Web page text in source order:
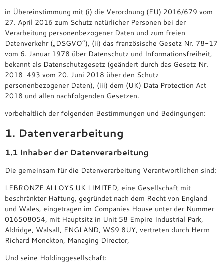
in Übereinstimmung mit (i) die Verordnung (EU) 2016/679 vom
27. April 2016 zum Schutz natürlicher Personen bei der
Verarbeitung personenbezogener Daten und zum freien
Datenverkehr („DSGVO“), (ii) das französische Gesetz Nr. 78-17
vom 6. Januar 1978 über Datenschutz und Informationsfreiheit,
bekannt als Datenschutzgesetz (geändert durch das Gesetz Nr.
2018-493 vom 20. Juni 2018 über den Schutz
personenbezogener Daten), (iii) dem (UK) Data Protection Act
2018 und allen nachfolgenden Gesetzen.
vorbehaltlich der folgenden Bestimmungen und Bedingungen:
1. Datenverarbeitung
1.1 Inhaber der Datenverarbeitung
Die gemeinsam für die Datenverarbeitung Verantwortlichen sind:
LEBRONZE ALLOYS UK LIMITED, eine Gesellschaft mit
beschränkter Haftung, gegründet nach dem Recht von England
und Wales, eingetragen im Companies House unter der Nummer
016508054, mit Hauptsitz in Unit 58 Empire Industrial Park,
Aldridge, Walsall, ENGLAND, WS9 8UY, vertreten durch Herrn
Richard Monckton, Managing Director,
Und seine Holdinggesellschaft: